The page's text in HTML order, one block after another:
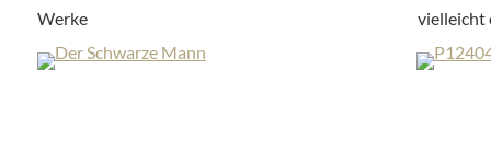
Werke vielleicht